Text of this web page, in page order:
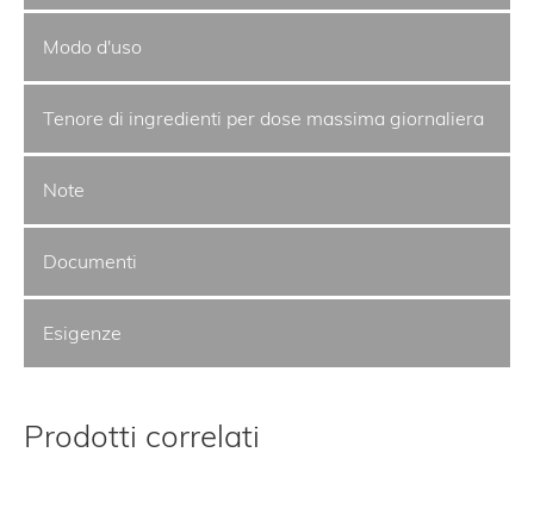
Modo d'uso
Tenore di ingredienti per dose massima giornaliera
Note
Documenti
Esigenze
Prodotti correlati